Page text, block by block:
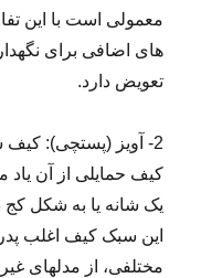
های اضافی برای
تعویض دارد.
2- آویز (پستچی):
کیف­ حمایلی از آن یاد
یک شانه یا به شکل
این سبک کیف اغلب
مختلفی، از مدل­های